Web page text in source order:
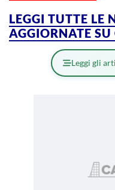
LEGGI TUTTE LE
AGGIORNATE
Leggi gli